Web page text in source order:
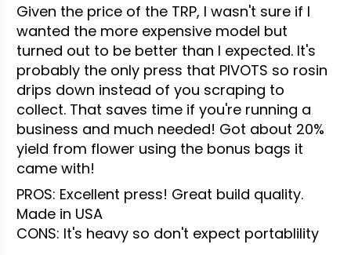
Given the price of the TRP, I wasn't sure if I
wanted the more expensive model but
turned out to be better than I expected. It's
probably the only press that PIVOTS so rosin
drips down instead of you scraping to
collect. That saves time if you're running a
business and much needed! Got about 20%
yield from flower using the bonus bags it
came with!
PROS: Excellent press! Great build quality.
Made in USA
CONS: It's heavy so don't expect portablility